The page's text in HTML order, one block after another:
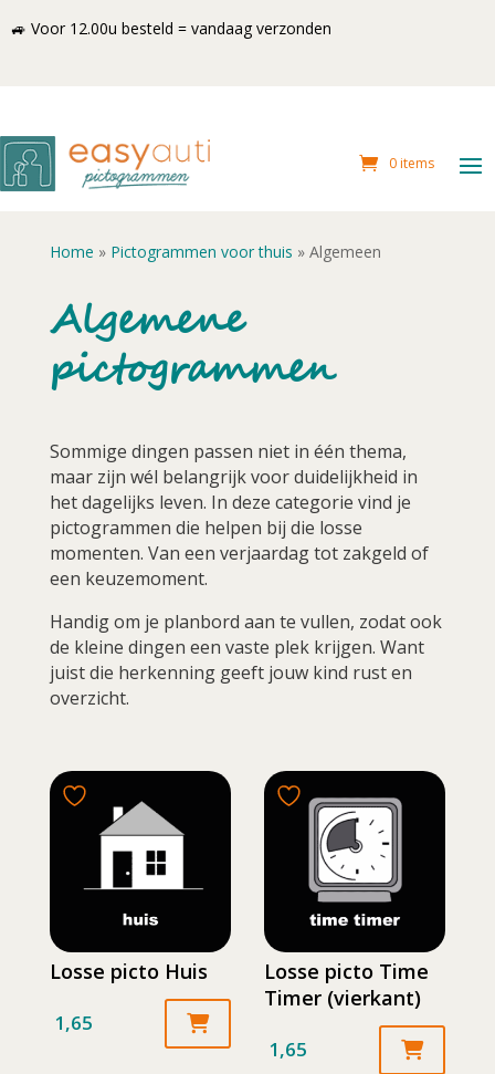
🚙 Voor 12.00u besteld = vandaag verzonden
0 items
Home » Pictogrammen voor thuis » Algemeen
Algemene
pictogrammen
Sommige dingen passen niet in één thema,
maar zijn wél belangrijk voor duidelijkheid in
het dagelijks leven. In deze categorie vind je
pictogrammen die helpen bij die losse
momenten. Van een verjaardag tot zakgeld of
een keuzemoment.
Handig om je planbord aan te vullen, zodat ook
de kleine dingen een vaste plek krijgen. Want
juist die herkenning geeft jouw kind rust en
overzicht.
Losse picto Huis
1,65
Losse picto Time
Timer (vierkant)
1,65